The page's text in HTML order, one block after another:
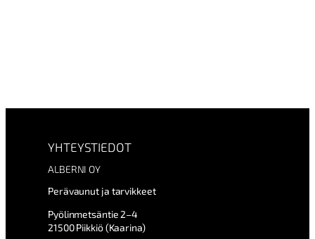
YHTEYSTIEDOT
ALBERNI OY
Perävaunut ja tarvikkeet
Pyölinmetsäntie 2–4
21500 Piikkiö (Kaarina)